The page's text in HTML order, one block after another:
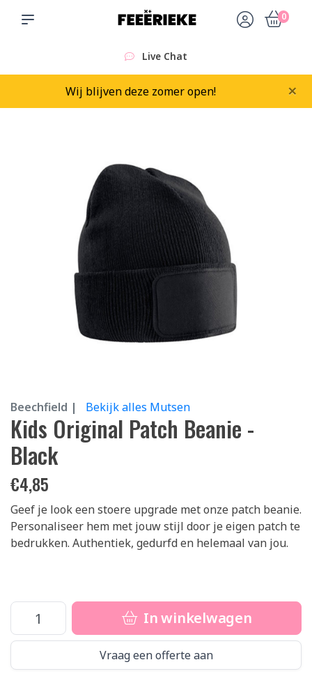
0
Live Chat
Wij blijven deze zomer open! ×
Beechfield | Bekijk alles Mutsen
Kids Original Patch Beanie -
Black
€4,85
Geef je look een stoere upgrade met onze patch beanie.
Personaliseer hem met jouw stijl door je eigen patch te
bedrukken. Authentiek, gedurfd en helemaal van jou.
In winkelwagen
Vraag een offerte aan